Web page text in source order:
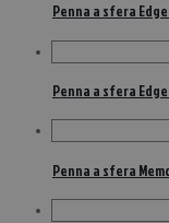
Penna a sfera
Penna a sfera Edge
Penna a sfera